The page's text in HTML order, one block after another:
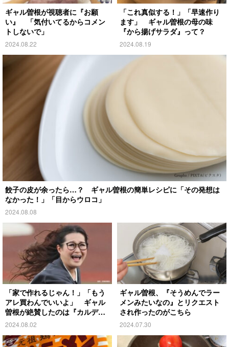
ギャル曽根が視聴者に『お願
い』 「気付いてるからコメン
トしないで」
2024.08.22
「これ真似する！」「早速作り
ます」 ギャル曽根の母の味
『から揚げサラダ』って？
2024.08.19
餃子の皮が余ったら…？ ギャル曽根の簡単レシピに「その発想は
なかった！」「目からウロコ」
2024.08.08
「家で作れるじゃん！」「もう
アレ買わんでいいよ」 ギャル
曽根が絶賛したのは『カルデ
ィ』の…
2024.08.02
ギャル曽根、『そうめんでラー
メンみたいなの』とリクエスト
され作ったのがこちら
2024.07.30